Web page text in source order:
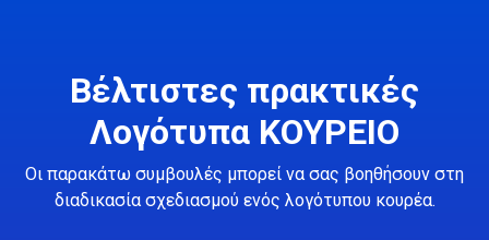
Βέλτιστες πρακτικές
Λογότυπα ΚΟΥΡΕΙΟ
Οι παρακάτω συμβουλές μπορεί να σας βοηθήσουν στη
διαδικασία σχεδιασμού ενός λογότυπου κουρέα.